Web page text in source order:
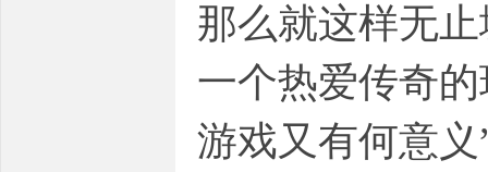
那么就这样无
一个热爱传奇
游戏又有何意义